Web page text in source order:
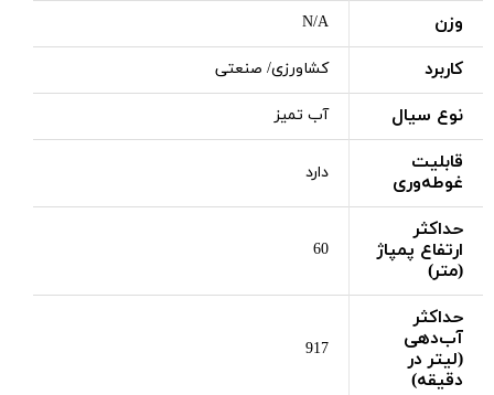
وزن N/A
کاربرد کشاورزی/ صنعتی
نوع سیال آب تمیز
قابلیت
غوطه‌وری
دارد
حداکثر
ارتفاع پمپاژ
(متر)
60
حداکثر
آب‌دهی
(لیتر در
دقیقه)
917